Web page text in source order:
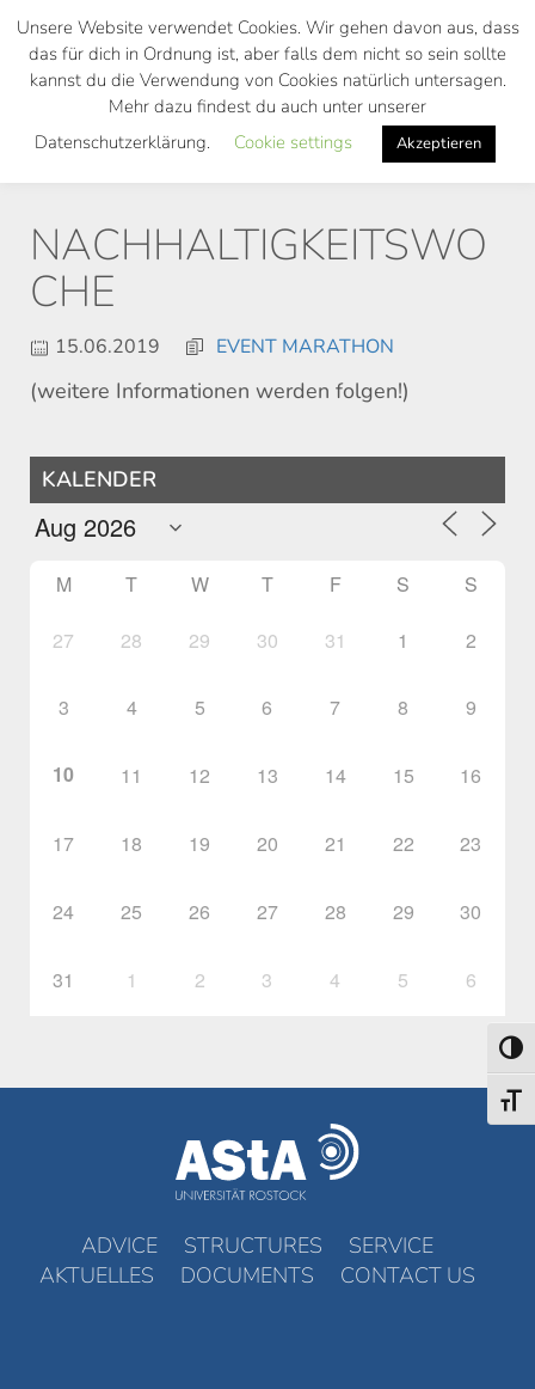
Skip
main
NACHHALTIGKEITSWO
CHE
15.06.2019 EVENT MARATHON
(weitere Informationen werden folgen!)
KALENDER
M T W T F S S
27 28 29 30 31 1 2
3 4 5 6 7 8 9
10 11 12 13 14 15 16
17 18 19 20 21 22 23
24 25 26 27 28 29 30
31 1 2 3 4 5 6
ADVICE STRUCTURES
SERVICE
AKTUELLES
DOCUMENTS CONTACT US
Unsere Website verwendet Cookies. Wir gehen davon aus, dass
das für dich in Ordnung ist, aber falls dem nicht so sein sollte
kannst du die Verwendung von Cookies natürlich untersagen.
Mehr dazu findest du auch unter unserer
Datenschutzerklärung.
Cookie settings Akzeptieren